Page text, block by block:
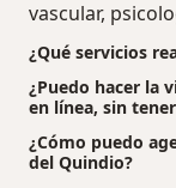
vascular,
¿Qué servicios
¿Puedo hacer la
en línea, sin
¿Cómo puedo
del Quindio?